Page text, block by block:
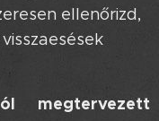
ellenőrizd,
megtervezett